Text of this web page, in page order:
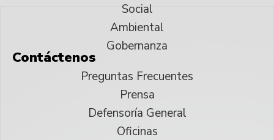
Social
Ambiental
Gobernanza
Contáctenos
Preguntas Frecuentes
Prensa
Defensoría General
Oficinas